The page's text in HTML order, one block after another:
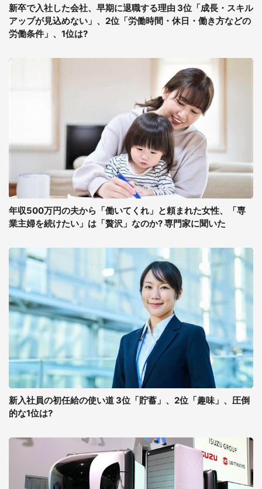
新卒で入社した会社、早期に退職する理由 3位「成長・スキル
アップが見込めない」、2位「労働時間・休日・働き方などの
労働条件」、1位は?
年収500万円の夫から「働いてくれ」と頼まれた女性、「専
業主婦を続けたい」は「贅沢」なのか? 専門家に聞いた
新入社員の初任給の使い道 3位「貯蓄」、2位「趣味」、圧倒
的な1位は?